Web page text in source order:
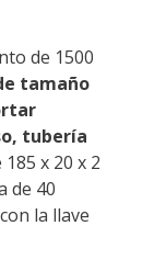
de 1500
tamaño
tubería
x 20 x 2
de 40
la llave